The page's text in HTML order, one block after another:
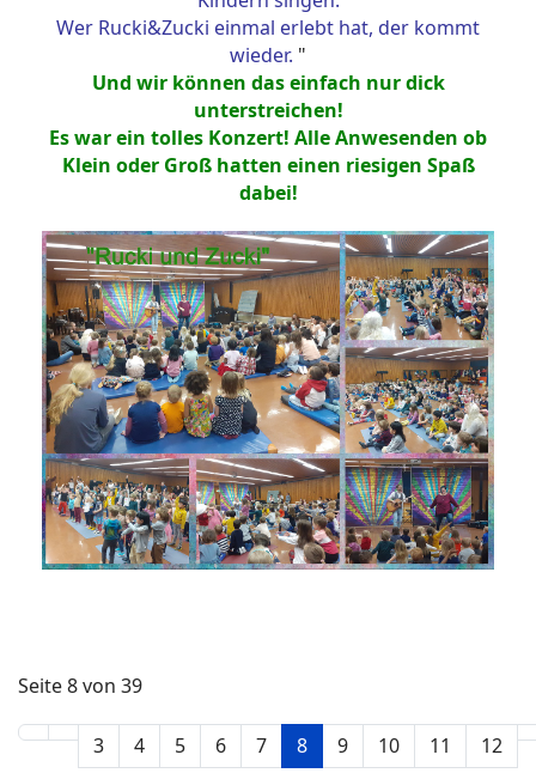
Wer Rucki&Zucki einmal erlebt hat, der kommt
wieder. "
Und wir können das einfach nur dick
unterstreichen!
Es war ein tolles Konzert! Alle Anwesenden ob
Klein oder Groß hatten einen riesigen Spaß
dabei!
Seite 8 von 39
3 4 5 6 7 8 9 10 11 12